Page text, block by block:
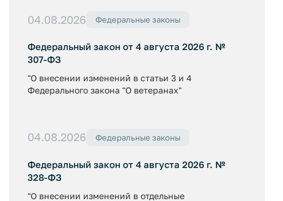
04.08.2026 Федеральные законы
Федеральный закон от 4 августа 2026 г. №
307-ФЗ
"О внесении изменений в статьи 3 и 4
Федерального закона "О ветеранах"
04.08.2026 Федеральные законы
Федеральный закон от 4 августа 2026 г. №
328-ФЗ
"О внесении изменений в отдельные